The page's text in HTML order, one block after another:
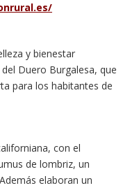
y bienestar
Duero Burgalesa, que
para los habitantes de
con el
de lombriz, un
elaboran un